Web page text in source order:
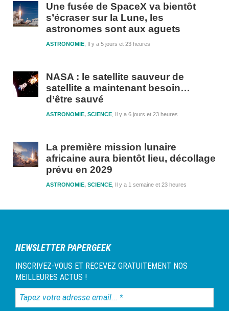
Une fusée de SpaceX va bientôt
s’écraser sur la Lune, les
astronomes sont aux aguets
Il y a 5 jours et 23 heures
ASTRONOMIE
NASA : le satellite sauveur de
satellite a maintenant besoin…
d’être sauvé
Il y a 6 jours et 23 heures
ASTRONOMIE, SCIENCE
La première mission lunaire
africaine aura bientôt lieu, décollage
prévu en 2029
Il y a 1 semaine et 23 heures
ASTRONOMIE, SCIENCE
NEWSLETTER PAPERGEEK
INSCRIVEZ-VOUS ET RECEVEZ GRATUITEMENT NOS
MEILLEURES ACTUS !
Tapez
votre